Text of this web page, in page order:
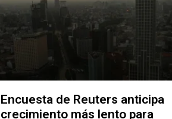
Encuesta de Reuters anticipa
crecimiento más lento para